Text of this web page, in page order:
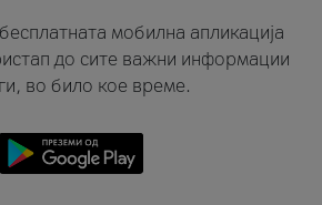
мобилна апликација
до сите важни информации
во било кое време.